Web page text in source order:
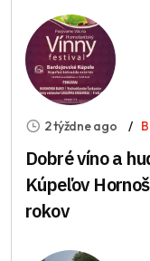
2 týždne ago
Dobré víno a
Kúpeľov
rokov